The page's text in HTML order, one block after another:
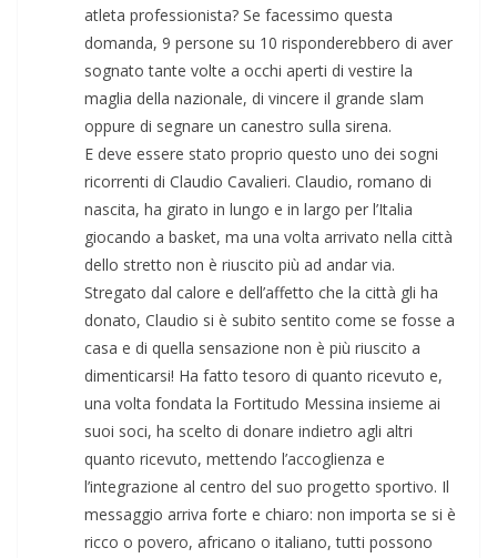
atleta professionista? Se facessimo questa
domanda, 9 persone su 10 risponderebbero di aver
sognato tante volte a occhi aperti di vestire la
maglia della nazionale, di vincere il grande slam
oppure di segnare un canestro sulla sirena.
E deve essere stato proprio questo uno dei sogni
ricorrenti di Claudio Cavalieri. Claudio, romano di
nascita, ha girato in lungo e in largo per l’Italia
giocando a basket, ma una volta arrivato nella città
dello stretto non è riuscito più ad andar via.
Stregato dal calore e dell’affetto che la città gli ha
donato, Claudio si è subito sentito come se fosse a
casa e di quella sensazione non è più riuscito a
dimenticarsi! Ha fatto tesoro di quanto ricevuto e,
una volta fondata la Fortitudo Messina insieme ai
suoi soci, ha scelto di donare indietro agli altri
quanto ricevuto, mettendo l’accoglienza e
l’integrazione al centro del suo progetto sportivo. Il
messaggio arriva forte e chiaro: non importa se si è
ricco o povero, africano o italiano, tutti possono